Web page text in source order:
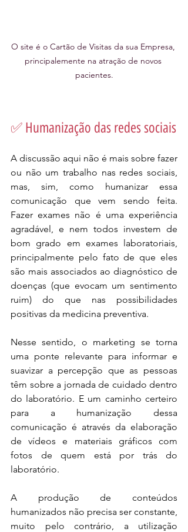
O site é o Cartão de Visitas da sua Empresa,
principalemente na atração de novos
pacientes.
✅ Humanização das redes sociais
A discussão aqui não é mais sobre fazer
ou não um trabalho nas redes sociais,
mas, sim, como humanizar essa
comunicação que vem sendo feita.
Fazer exames não é uma experiência
agradável, e nem todos investem de
bom grado em exames laboratoriais,
principalmente pelo fato de que eles
são mais associados ao diagnóstico de
doenças (que evocam um sentimento
ruim) do que nas possibilidades
positivas da medicina preventiva.
Nesse sentido, o marketing se torna
uma ponte relevante para informar e
suavizar a percepção que as pessoas
têm sobre a jornada de cuidado dentro
do laboratório. E um caminho certeiro
para a humanização dessa
comunicação é através da elaboração
de vídeos e materiais gráficos com
fotos de quem está por trás do
laboratório.
A produção de conteúdos
humanizados não precisa ser constante,
muito pelo contrário, a utilização